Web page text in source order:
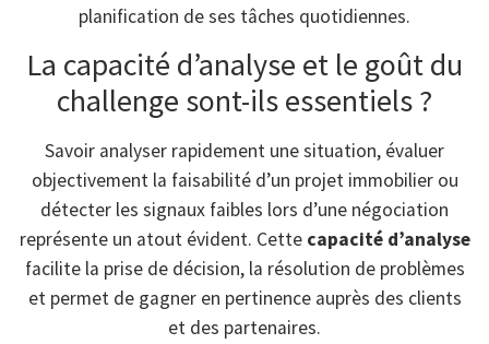
planification de ses tâches quotidiennes.
La capacité d’analyse et le goût du
challenge sont-ils essentiels ?
Savoir analyser rapidement une situation, évaluer
objectivement la faisabilité d’un projet immobilier ou
détecter les signaux faibles lors d’une négociation
représente un atout évident. Cette capacité d’analyse
facilite la prise de décision, la résolution de problèmes
et permet de gagner en pertinence auprès des clients
et des partenaires.